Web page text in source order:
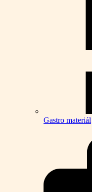
Gastro materiál